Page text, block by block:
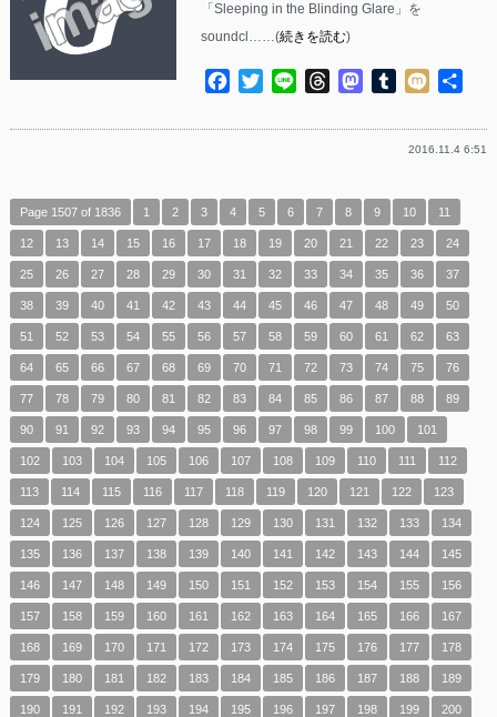
「Sleeping in the Blinding Glare」を
soundcl……(続きを読む)
Facebook
TwitterLine ThreadsMastodon
Tumblr
Mixi
2016.11.4 6:51
Page 1507 of 1836 1 2 3 4 5 6 7 8 9 10 11
12 13 14 15 16 17 18 19 20 21 22 23 24
25 26 27 28 29 30 31 32 33 34 35 36 37
38 39 40 41 42 43 44 45 46 47 48 49 50
51 52 53 54 55 56 57 58 59 60 61 62 63
64 65 66 67 68 69 70 71 72 73 74 75 76
77 78 79 80 81 82 83 84 85 86 87 88 89
90 91 92 93 94 95 96 97 98 99 100 101
102 103 104 105 106 107 108 109 110 111 112
113 114 115 116 117 118 119 120 121 122 123
124 125 126 127 128 129 130 131 132 133 134
135 136 137 138 139 140 141 142 143 144 145
146 147 148 149 150 151 152 153 154 155 156
157 158 159 160 161 162 163 164 165 166 167
168 169 170 171 172 173 174 175 176 177 178
179 180 181 182 183 184 185 186 187 188 189
190 191 192 193 194 195 196 197 198 199 200